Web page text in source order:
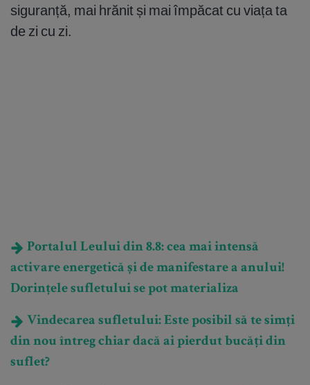
siguranță, mai hrănit și mai împăcat cu viața ta
de zi cu zi.
Portalul Leului din 8.8: cea mai intensă
activare energetică și de manifestare a anului!
Dorințele sufletului se pot materializa
Vindecarea sufletului: Este posibil să te simți
din nou întreg chiar dacă ai pierdut bucăți din
suflet?